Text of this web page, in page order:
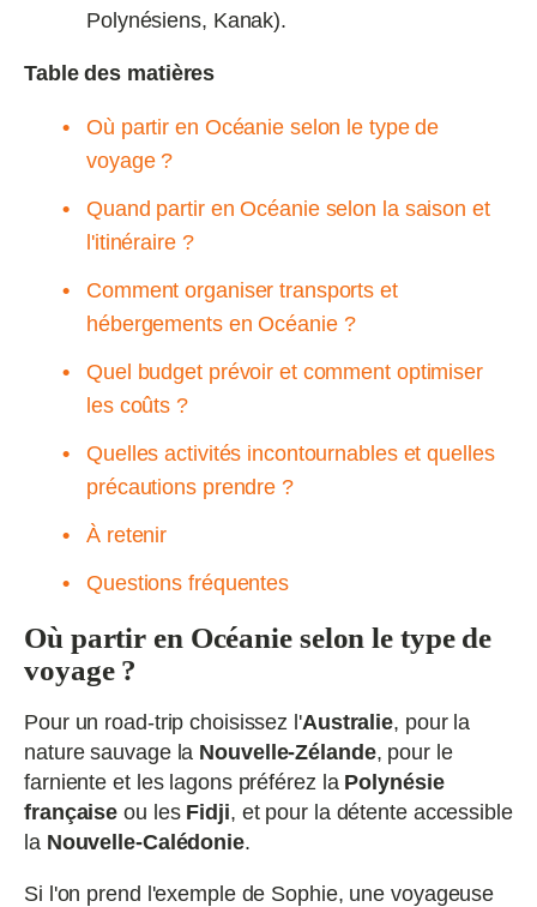
Polynésiens, Kanak).
Table des matières
Où partir en Océanie selon le type de
voyage ?
Quand partir en Océanie selon la saison et
l'itinéraire ?
Comment organiser transports et
hébergements en Océanie ?
Quel budget prévoir et comment optimiser
les coûts ?
Quelles activités incontournables et quelles
précautions prendre ?
À retenir
Questions fréquentes
Où partir en Océanie selon le type de
voyage ?
Pour un road‑trip choisissez l'Australie, pour la
nature sauvage la Nouvelle‑Zélande, pour le
farniente et les lagons préférez la Polynésie
française ou les Fidji, et pour la détente accessible
la Nouvelle‑Calédonie.
Si l'on prend l'exemple de Sophie, une voyageuse